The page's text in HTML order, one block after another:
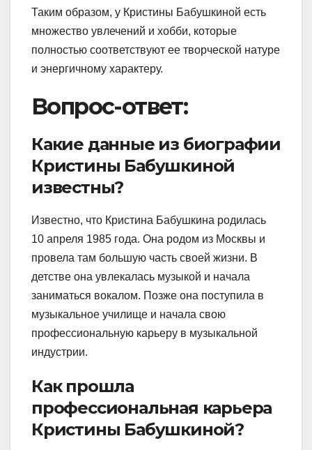
Таким образом, у Кристины Бабушкиной есть
множество увлечений и хобби, которые
полностью соответствуют ее творческой натуре
и энергичному характеру.
Вопрос-ответ:
Какие данные из биографии
Кристины Бабушкиной
известны?
Известно, что Кристина Бабушкина родилась
10 апреля 1985 года. Она родом из Москвы и
провела там большую часть своей жизни. В
детстве она увлекалась музыкой и начала
заниматься вокалом. Позже она поступила в
музыкальное училище и начала свою
профессиональную карьеру в музыкальной
индустрии.
Как прошла
профессиональная карьера
Кристины Бабушкиной?